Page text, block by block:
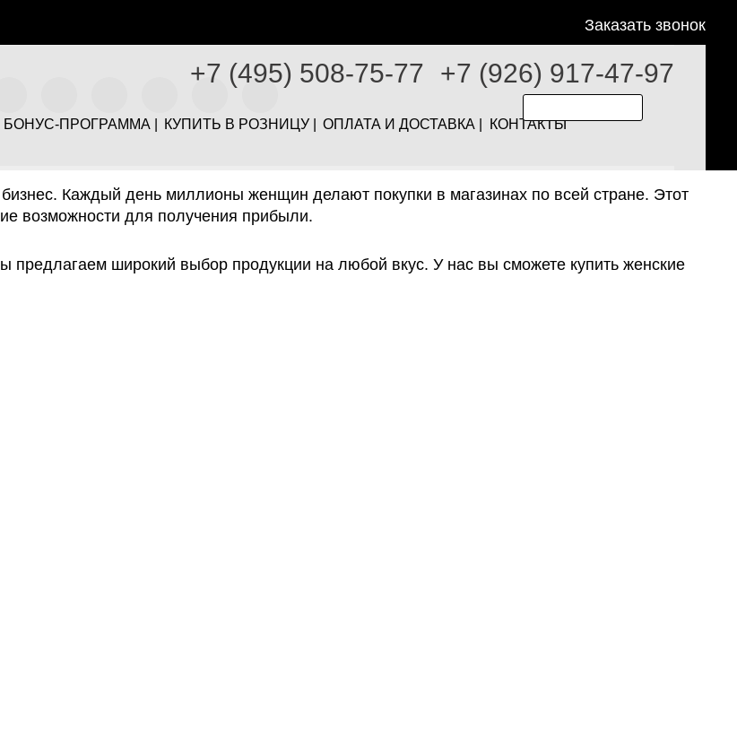
Заказать звонок
+7 (495) 508-75-77 +7 (926) 917-47-97
БОНУС-ПРОГРАММА | КУПИТЬ В РОЗНИЦУ | ОПЛАТА И ДОСТАВКА | КОНТАКТЫ
90х90 оптом в Москве
Каждый день миллионы женщин делают покупки в магазинах по всей стране. Этот
возможности для получения прибыли.
предлагаем широкий выбор продукции на любой вкус. У нас вы сможете купить женские